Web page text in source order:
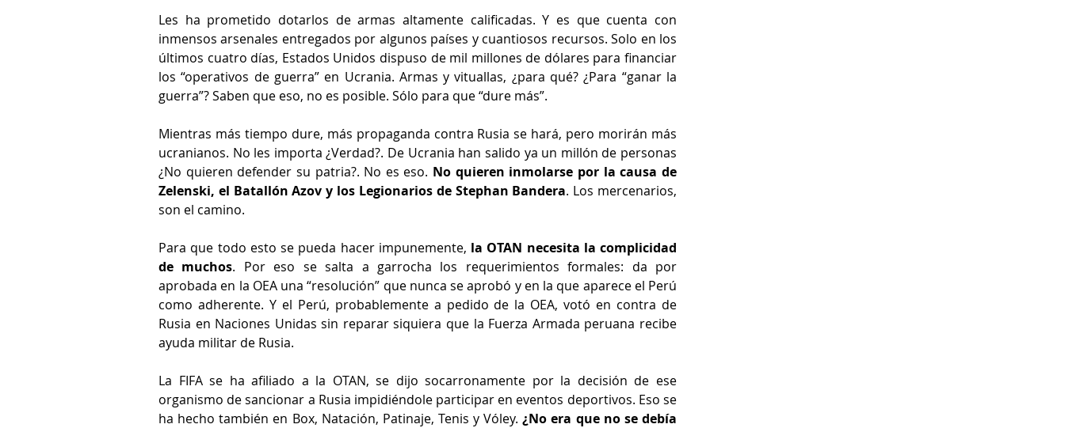
Les ha prometido dotarlos de armas altamente calificadas. Y es que cuenta con
inmensos arsenales entregados por algunos países y cuantiosos recursos. Solo en los
últimos cuatro días, Estados Unidos dispuso de mil millones de dólares para financiar
los “operativos de guerra” en Ucrania. Armas y vituallas, ¿para qué? ¿Para “ganar la
guerra”? Saben que eso, no es posible. Sólo para que “dure más”.
Mientras más tiempo dure, más propaganda contra Rusia se hará, pero morirán más
ucranianos. No les importa ¿Verdad?. De Ucrania han salido ya un millón de personas
¿No quieren defender su patria?. No es eso. No quieren inmolarse por la causa de
Zelenski, el Batallón Azov y los Legionarios de Stephan Bandera. Los mercenarios,
son el camino.
Para que todo esto se pueda hacer impunemente, la OTAN necesita la complicidad
de muchos. Por eso se salta a garrocha los requerimientos formales: da por
aprobada en la OEA una “resolución” que nunca se aprobó y en la que aparece el Perú
como adherente. Y el Perú, probablemente a pedido de la OEA, votó en contra de
Rusia en Naciones Unidas sin reparar siquiera que la Fuerza Armada peruana recibe
ayuda militar de Rusia.
La FIFA se ha afiliado a la OTAN, se dijo socarronamente por la decisión de ese
organismo de sancionar a Rusia impidiéndole participar en eventos deportivos. Eso se
ha hecho también en Box, Natación, Patinaje, Tenis y Vóley. ¿No era que no se debía